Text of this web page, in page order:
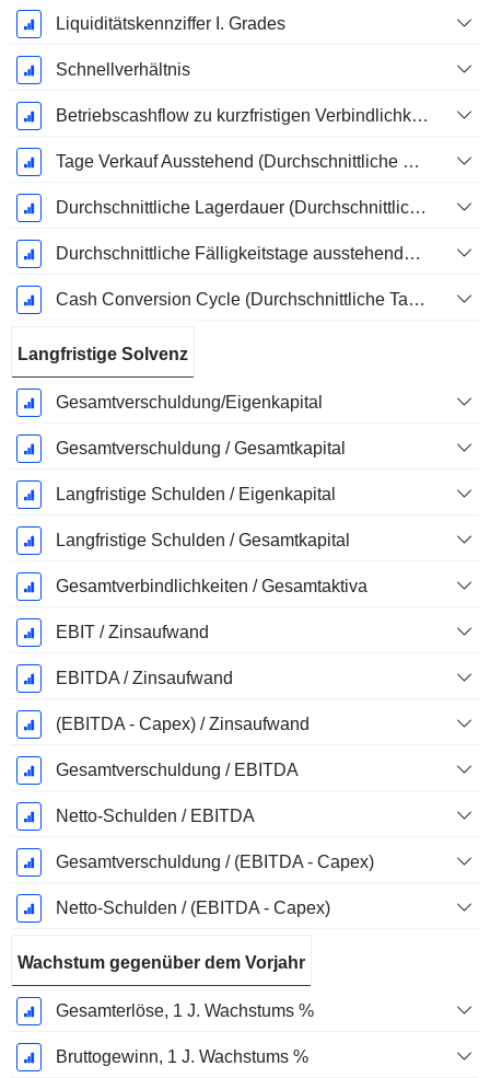
Liquiditätskennziffer I. Grades
Schnellverhältnis
Betriebscashflow zu kurzfristigen Verbindlichkeiten
Tage Verkauf Ausstehend (Durchschnittliche Forderungen)
Durchschnittliche Lagerdauer (Durchschnittlicher Lagerbestand)
Durchschnittliche Fälligkeitstage ausstehender Zahlungen
Cash Conversion Cycle (Durchschnittliche Tage)
Langfristige Solvenz
Gesamtverschuldung/Eigenkapital
Gesamtverschuldung / Gesamtkapital
Langfristige Schulden / Eigenkapital
Langfristige Schulden / Gesamtkapital
Gesamtverbindlichkeiten / Gesamtaktiva
EBIT / Zinsaufwand
EBITDA / Zinsaufwand
(EBITDA - Capex) / Zinsaufwand
Gesamtverschuldung / EBITDA
Netto-Schulden / EBITDA
Gesamtverschuldung / (EBITDA - Capex)
Netto-Schulden / (EBITDA - Capex)
Wachstum gegenüber dem Vorjahr
Gesamterlöse, 1 J. Wachstums %
Bruttogewinn, 1 J. Wachstums %